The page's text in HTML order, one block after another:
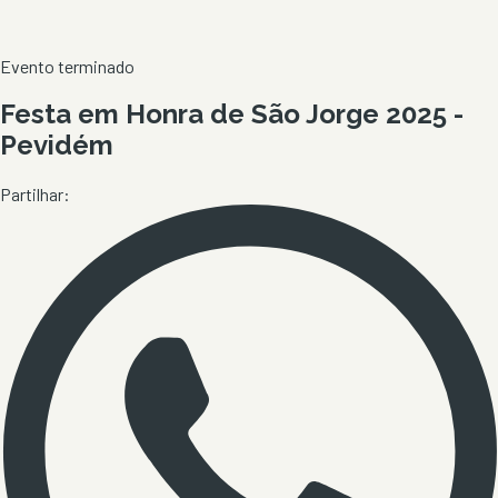
Evento terminado
Festa em Honra de São Jorge 2025 -
Pevidém
Partilhar: